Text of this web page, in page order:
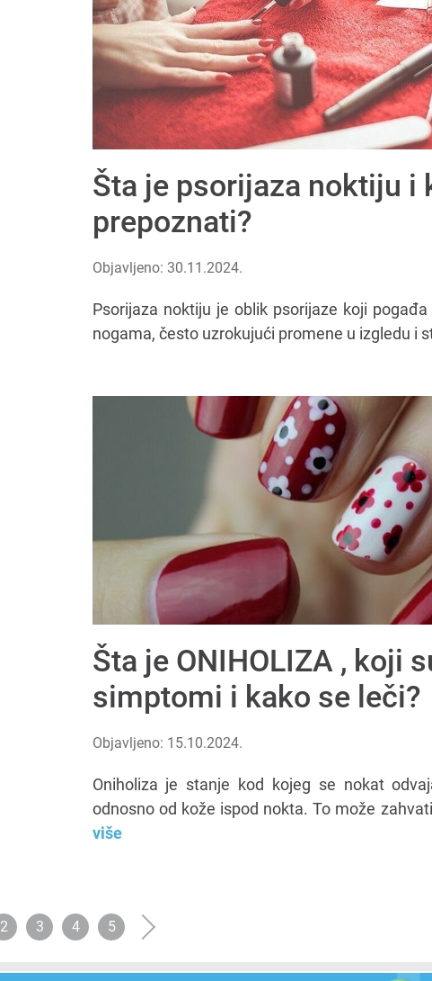
Šta je psorijaza noktiju i
prepoznati?
Objavljeno: 30.11.2024.
Psorijaza noktiju je oblik psorijaze koji
nogama, često uzrokujući promene u izgledu i
Šta je ONIHOLIZA , koji
simptomi i kako se leči?
Objavljeno: 15.10.2024.
Oniholiza je stanje kod kojeg se nokat
odnosno od kože ispod nokta. To može
više
2 3 4 5 ›